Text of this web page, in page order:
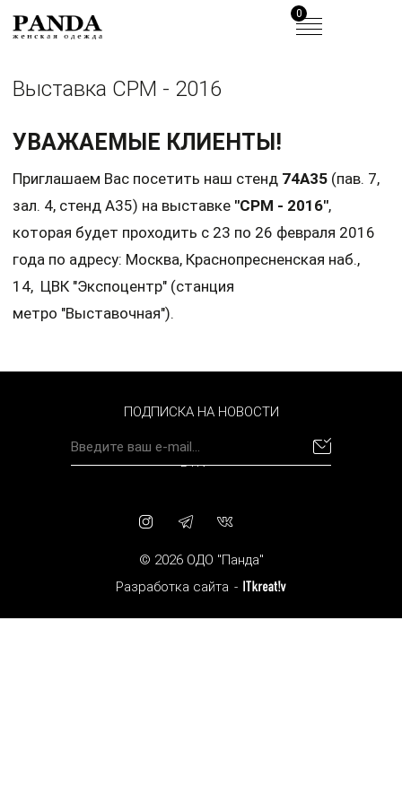
0
Выставка CPM - 2016
УВАЖАЕМЫЕ КЛИЕНТЫ!
Приглашаем Вас посетить наш стенд 74А35 (пав. 7,
зал. 4, стенд A35) на выставке "CPM - 2016",
которая будет проходить с 23 по 26 февраля 2016
года по адресу: Москва, Краснопресненская наб.,
14, ЦВК "Экспоцентр" (станция
метро "Выставочная").
© 2026 ОДО "Панда"
Разработка сайта -
BYN
ПОДПИСКА НА НОВОСТИ